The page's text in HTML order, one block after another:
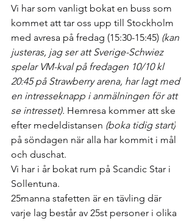
Vi har som vanligt bokat en buss som
kommet att tar oss upp till Stockholm
med avresa på fredag (15:30-15:45) (kan
justeras, jag ser att Sverige-Schwiez
spelar VM-kval på fredagen 10/10 kl
20:45 på Strawberry arena, har lagt med
en intresseknapp i anmälningen för att
se intresset). Hemresa kommer att ske
efter medeldistansen (boka tidig start)
på söndagen när alla har kommit i mål
och duschat.
Vi har i år bokat rum på Scandic Star i
Sollentuna.
25manna stafetten är en tävling där
varje lag består av 25st personer i olika